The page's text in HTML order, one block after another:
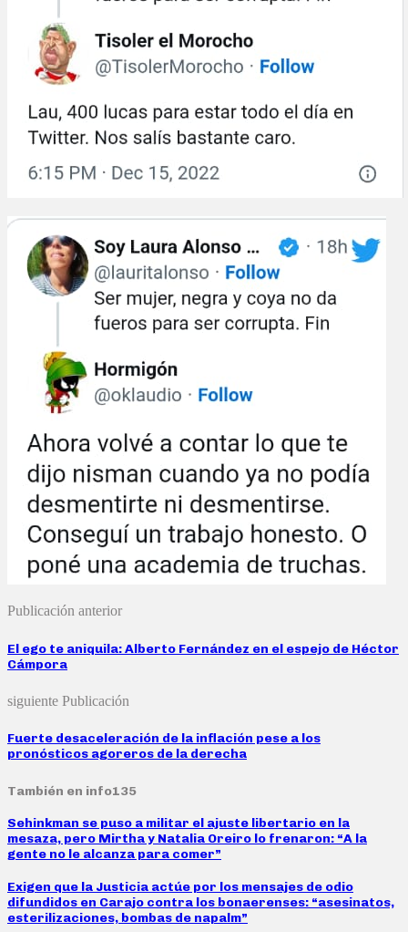
Publicación anterior
El ego te aniquila: Alberto Fernández en el espejo de Héctor
Cámpora
siguiente Publicación
Fuerte desaceleración de la inflación pese a los
pronósticos agoreros de la derecha
También en info135
Sehinkman se puso a militar el ajuste libertario en la
mesaza, pero Mirtha y Natalia Oreiro lo frenaron: “A la
gente no le alcanza para comer”
Exigen que la Justicia actúe por los mensajes de odio
difundidos en Carajo contra los bonaerenses: “asesinatos,
esterilizaciones, bombas de napalm”